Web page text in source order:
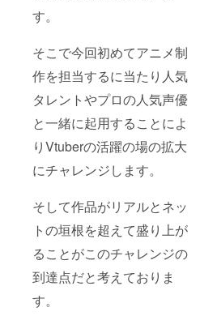
す。
そこで今回初めてアニメ制
作を担当するに当たり人気
タレントやプロの人気声優
と一緒に起用することによ
りVtuberの活躍の場の拡大
にチャレンジします。
そして作品がリアルとネッ
トの垣根を超えて盛り上が
ることがこのチャレンジの
到達点だと考えておりま
す。